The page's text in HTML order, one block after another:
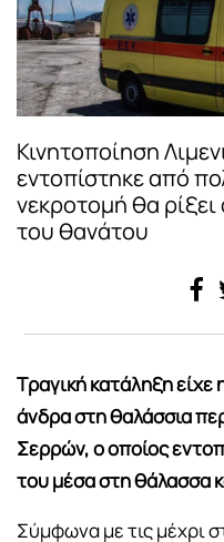
Κινητοποίηση
εντοπίστηκε από
νεκροτομή θα
του θανάτου
Τραγική κατάληξη
άνδρα στη θαλάσσια
Σερρών, ο οποίος
του μέσα στη θάλασσα
Σύμφωνα με τις μέχρι